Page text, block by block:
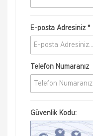
E-posta Adresiniz *
Telefon Numaranız
Güvenlik Kodu: